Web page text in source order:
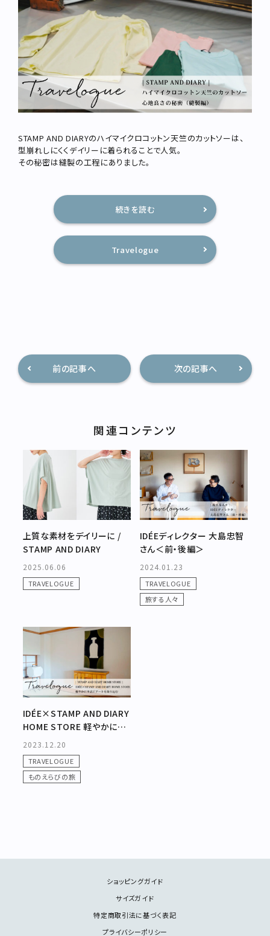
STAMP AND DIARYのハイマイクロコットン天竺のカットソーは、
型崩れしにくくデイリーに着られることで人気。
その秘密は縫製の工程にありました。
続きを読む
Travelogue
前の記事へ 次の記事へ
関連コンテンツ
上質な素材をデイリーに /
STAMP AND DIARY
2025.06.06
TRAVELOGUE
IDÉEディレクター 大島忠智
さん＜前・後編＞
2024.01.23
TRAVELOGUE
旅する人々
IDÉE×STAMP AND DIARY
HOME STORE 軽やかに生
活にアートを取り込む
2023.12.20
TRAVELOGUE
ものえらびの旅
ショッピングガイド
サイズガイド
特定商取引法に基づく表記
プライバシーポリシー